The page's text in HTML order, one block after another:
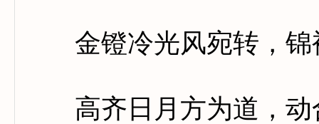
金镫冷光风宛转，锦
高齐日月方为道，动